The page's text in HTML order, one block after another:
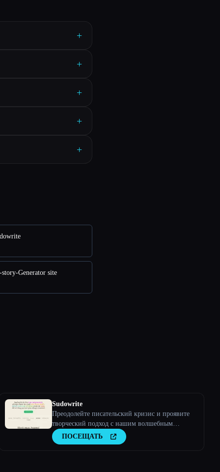
+
+
+
+
+
Generator site
Sudowrite
Преодолейте писательский кризис и проявите
творческий подход с нашим волшебным
искусственным интеллектом.
ПОСЕЩАТЬ